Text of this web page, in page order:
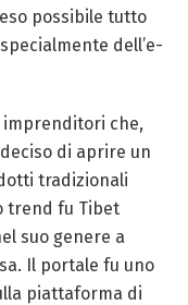
possibile tutto
dell’e-
imprenditori che,
di aprire un
tradizionali
trend fu Tibet
suo genere a
Il portale fu uno
piattaforma di